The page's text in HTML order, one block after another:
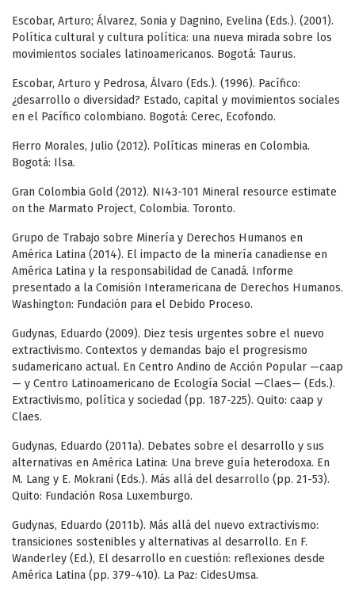
Escobar, Arturo; Álvarez, Sonia y Dagnino, Evelina (Eds.). (2001).
Política cultural y cultura política: una nueva mirada sobre los
movimientos sociales latinoamericanos. Bogotá: Taurus.
Escobar, Arturo y Pedrosa, Álvaro (Eds.). (1996). Pacífico:
¿desarrollo o diversidad? Estado, capital y movimientos sociales
en el Pacífico colombiano. Bogotá: Cerec, Ecofondo.
Fierro Morales, Julio (2012). Políticas mineras en Colombia.
Bogotá: Ilsa.
Gran Colombia Gold (2012). NI43-101 Mineral resource estimate
on the Marmato Project, Colombia. Toronto.
Grupo de Trabajo sobre Minería y Derechos Humanos en
América Latina (2014). El impacto de la minería canadiense en
América Latina y la responsabilidad de Canadá. Informe
presentado a la Comisión Interamericana de Derechos Humanos.
Washington: Fundación para el Debido Proceso.
Gudynas, Eduardo (2009). Diez tesis urgentes sobre el nuevo
extractivismo. Contextos y demandas bajo el progresismo
sudamericano actual. En Centro Andino de Acción Popular —caap
— y Centro Latinoamericano de Ecología Social —Claes— (Eds.).
Extractivismo, política y sociedad (pp. 187-225). Quito: caap y
Claes.
Gudynas, Eduardo (2011a). Debates sobre el desarrollo y sus
alternativas en América Latina: Una breve guía heterodoxa. En
M. Lang y E. Mokrani (Eds.). Más allá del desarrollo (pp. 21-53).
Quito: Fundación Rosa Luxemburgo.
Gudynas, Eduardo (2011b). Más allá del nuevo extractivismo:
transiciones sostenibles y alternativas al desarrollo. En F.
Wanderley (Ed.), El desarrollo en cuestión: reflexiones desde
América Latina (pp. 379-410). La Paz: CidesUmsa.